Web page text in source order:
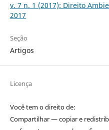
v. 7 n. 1 (2017): Direito
2017
Seção
Artigos
Licença
Você tem o direito de:
Compartilhar — copiar e